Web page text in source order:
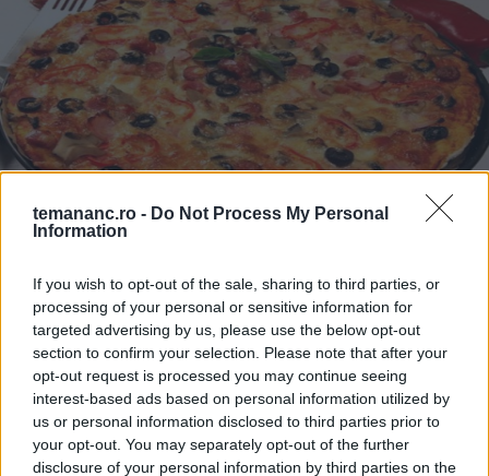
temananc.ro - Do Not Process My Personal
Information
If you wish to opt-out of the sale, sharing to third parties, or
processing of your personal or sensitive information for
targeted advertising by us, please use the below opt-out
section to confirm your selection. Please note that after your
opt-out request is processed you may continue seeing
interest-based ads based on personal information utilized by
us or personal information disclosed to third parties prior to
your opt-out. You may separately opt-out of the further
disclosure of your personal information by third parties on the